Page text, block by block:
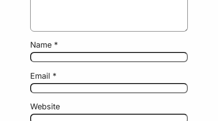
Name *
Email *
Website